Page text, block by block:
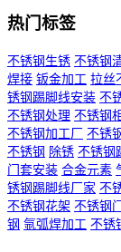
热门标签
不锈钢生锈 不锈钢
焊接 钣金加工 拉丝
锈钢踢脚线安装 不
不锈钢处理 不锈钢
不锈钢加工厂 不锈
不锈钢 除锈 不锈钢
门套安装 合金元素
锈钢踢脚线厂家 不
不锈钢花架 不锈钢
钢 氩弧焊加工 不锈